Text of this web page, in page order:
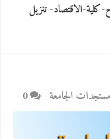
الاقتصاد- تنزيل
مستجدات الجامعة 0